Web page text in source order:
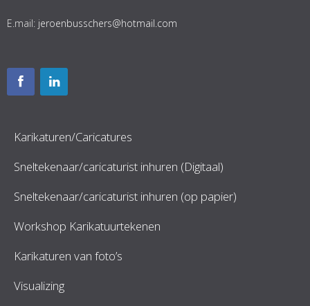
E.mail: jeroenbusschers@hotmail.com
Karikaturen/Caricatures
Sneltekenaar/caricaturist inhuren (Digitaal)
Sneltekenaar/caricaturist inhuren (op papier)
Workshop Karikatuurtekenen
Karikaturen van foto’s
Visualizing